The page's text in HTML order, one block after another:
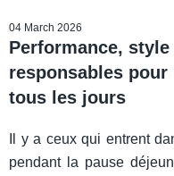
04 March 2026
Performance,
responsables
tous les jours
Il y a ceux qui entrent
pendant la pause